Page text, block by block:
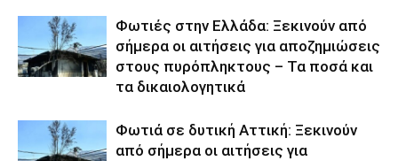
Φωτιές στην Ελλάδα: Ξεκινούν από
σήμερα οι αιτήσεις για αποζημιώσεις
στους πυρόπληκτους – Τα ποσά και
τα δικαιολογητικά
Φωτιά σε δυτική Αττική: Ξεκινούν
από σήμερα οι αιτήσεις για